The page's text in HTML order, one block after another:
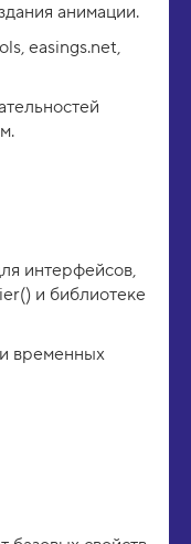
анимации.
easings.net,
интерфейсов,
и библиотеке
временных